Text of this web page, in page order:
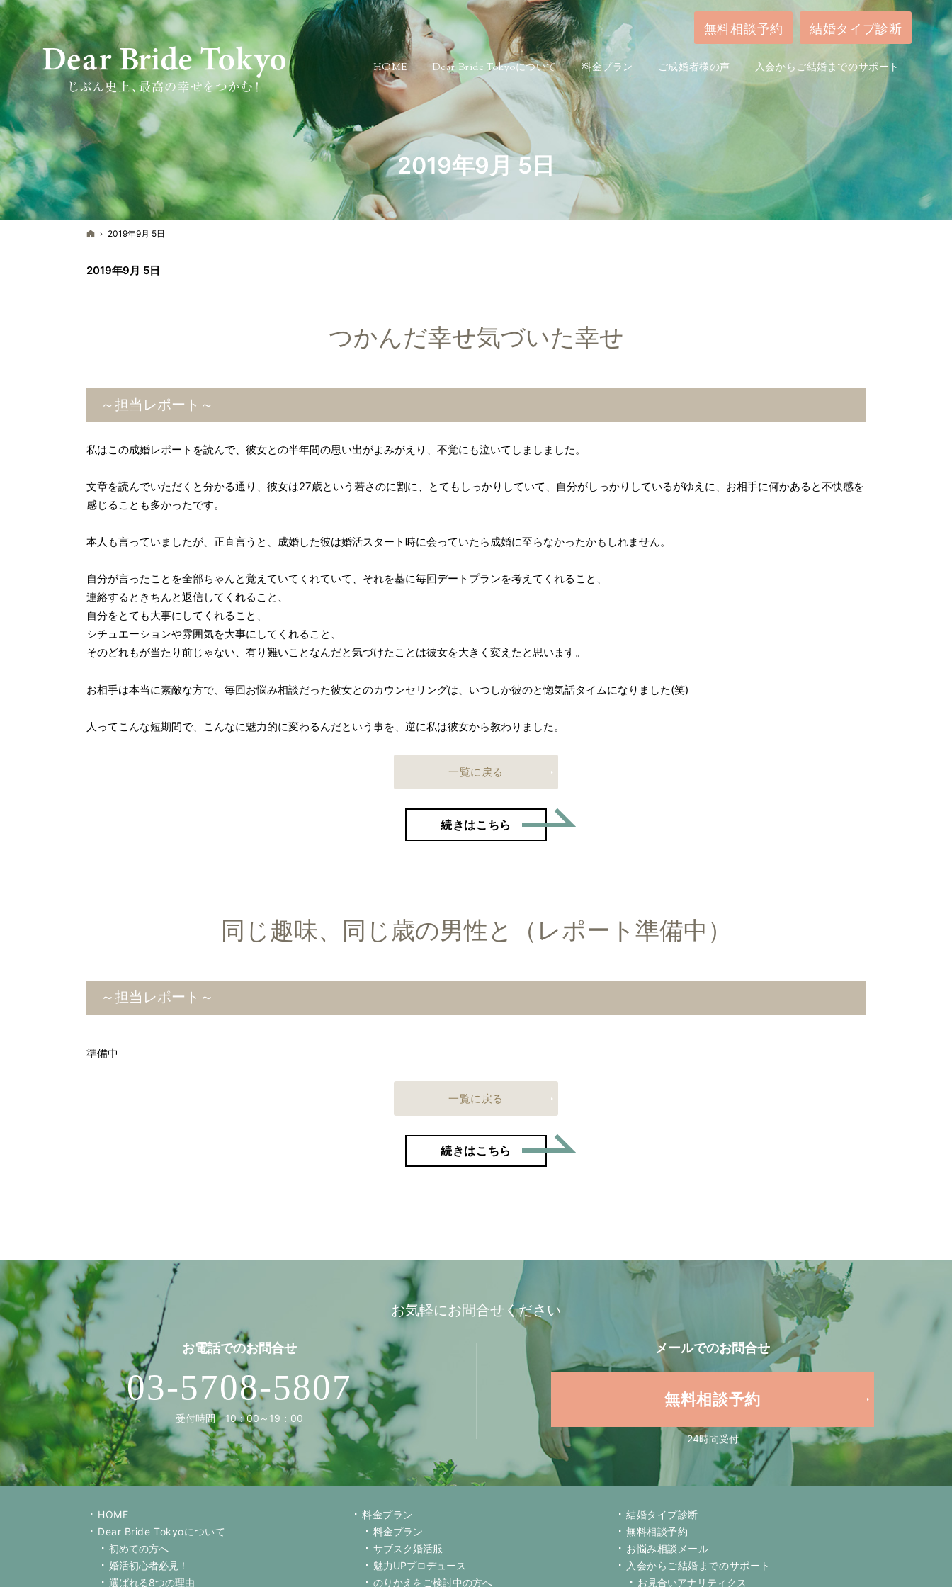
2019年9月 5日
ホーム
2019年9月 5日
2019年9月 5日
つかんだ幸せ気づいた幸せ
～担当レポート～
私はこの成婚レポートを読んで、彼女との半年間の思い出がよみがえり、不覚にも泣いてしましました。
文章を読んでいただくと分かる通り、彼女は27歳という若さのに割に、とてもしっかりしていて、自分がしっかりしているがゆえに、お相手に何かあると不快感を
感じることも多かったです。
本人も言っていましたが、正直言うと、成婚した彼は婚活スタート時に会っていたら成婚に至らなかったかもしれません。
自分が言ったことを全部ちゃんと覚えていてくれていて、それを基に毎回デートプランを考えてくれること、
連絡するときちんと返信してくれること、
自分をとても大事にしてくれること、
シチュエーションや雰囲気を大事にしてくれること、
そのどれもが当たり前じゃない、有り難いことなんだと気づけたことは彼女を大きく変えたと思います。
お相手は本当に素敵な方で、毎回お悩み相談だった彼女とのカウンセリングは、いつしか彼のと惚気話タイムになりました(笑)
人ってこんな短期間で、こんなに魅力的に変わるんだという事を、逆に私は彼女から教わりました。
一覧に戻る
続きはこちら
同じ趣味、同じ歳の男性と（レポート準備中）
～担当レポート～
準備中
一覧に戻る
続きはこちら
無料相談予約 結婚タイプ診断
HOME Dear Bride Tokyoについて 料金プラン ご成婚者様の声 入会からご結婚までのサポート
お気軽にお問合せください
お電話でのお問合せ
03-5708-5807
受付時間 10：00～19：00
メールでのお問合せ
無料相談予約
24時間受付
HOME
Dear Bride Tokyoについて
初めての方へ
婚活初心者必見！
選ばれる8つの理由
料金プラン
料金プラン
サブスク婚活服
魅力UPプロデュース
のりかえをご検討中の方へ
結婚タイプ診断
無料相談予約
お悩み相談メール
入会からご結婚までのサポート
お見合いアナリティクス